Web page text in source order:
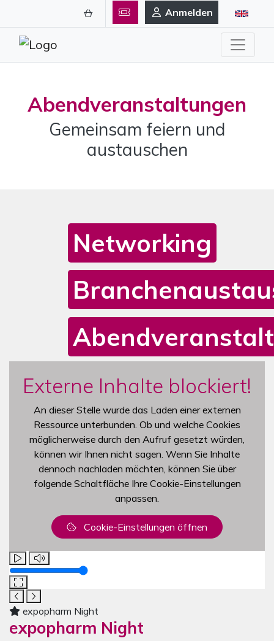
Anmelden
Abendveranstaltungen
Gemeinsam feiern und
austauschen
Networking
Externe Inhalte blockiert!
An dieser Stelle wurde das Laden einer externen
Ressource unterbunden. Ob und welche Cookies
möglicherweise durch den Aufruf gesetzt würden,
können wir Ihnen nicht sagen. Wenn Sie Inhalte
dennoch nachladen möchten, können Sie über
folgende Schaltfläche Ihre Cookie-Einstellungen
anpassen.
Cookie-Einstellungen öffnen
Lautstärke
expopharm Night
expopharm Night